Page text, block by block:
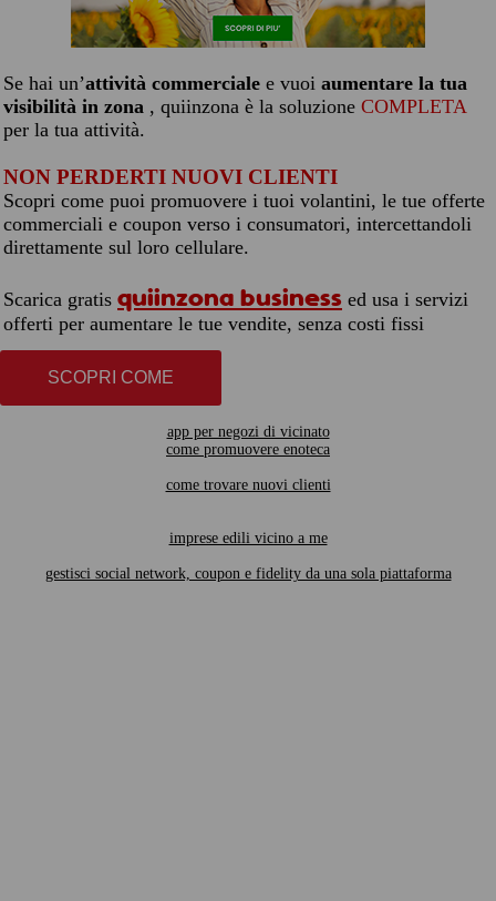
Se hai un’attività commerciale e vuoi aumentare la tua
visibilità in zona , quiinzona è la soluzione COMPLETA
per la tua attività.
NON PERDERTI NUOVI CLIENTI
Scopri come puoi promuovere i tuoi volantini, le tue offerte
commerciali e coupon verso i consumatori, intercettandoli
direttamente sul loro cellulare.
Scarica gratis quiinzona business ed usa i servizi
offerti per aumentare le tue vendite, senza costi fissi
SCOPRI COME
app per negozi di vicinato
come promuovere enoteca
come trovare nuovi clienti
imprese edili vicino a me
gestisci social network, coupon e fidelity da una sola piattaforma